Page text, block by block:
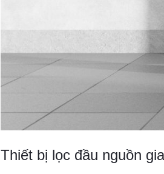
Thiết bị lọc đầu nguồn